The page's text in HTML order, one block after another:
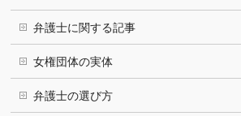
弁護士に関する記事
女権団体の実体
弁護士の選び方